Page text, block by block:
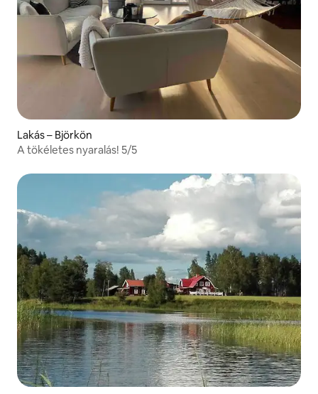
Lakás – Björkön
A tökéletes nyaralás! 5/5